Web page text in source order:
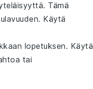
Tämä
Käytä
lopetuksen. Käytä
tai